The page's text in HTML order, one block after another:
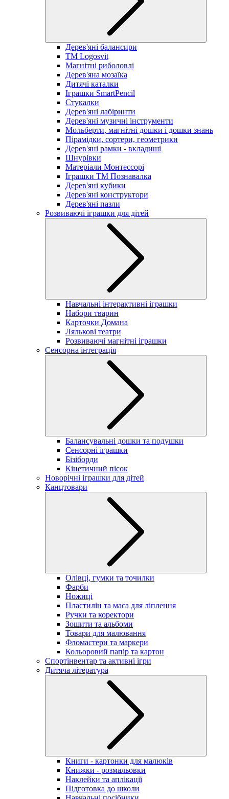
Дерев'яні балансири
TM Logosvit
Магнітні риболовлі
Дерев'яна мозаїка
Дитячі каталки
Іграшки SmartPencil
Стукалки
Дерев'яні лабіринти
Дерев'яні музичні інструменти
Мольберти, магнітні дошки і дошки знань
Пірамідки, сортери, геометрики
Дерев'яні рамки - вкладиші
Шнурівки
Матеріали Монтессорі
Іграшки ТМ Познавалка
Дерев'яні кубики
Дерев'яні конструктори
Дерев'яні пазли
Розвиваючі іграшки для дітей
Навчальні інтерактивні іграшки
Набори тварин
Карточки Домана
Лялькові театри
Розвиваючі магнітні іграшки
Сенсорна інтеграція
Балансувальні дошки та подушки
Сенсорні іграшки
Бізіборди
Кінетичний пісок
Новорічні іграшки для дітей
Канцтовари
Олівці, гумки та точилки
Фарби
Ножиці
Пластилін та маса для ліплення
Ручки та коректори
Зошити та альбоми
Товари для малювання
Фломастери та маркери
Кольоровий папір та картон
Спортінвентар та активні ігри
Дитяча література
Книги - картонки для малюків
Книжки - розмальовки
Наклейки та аплікації
Підготовка до школи